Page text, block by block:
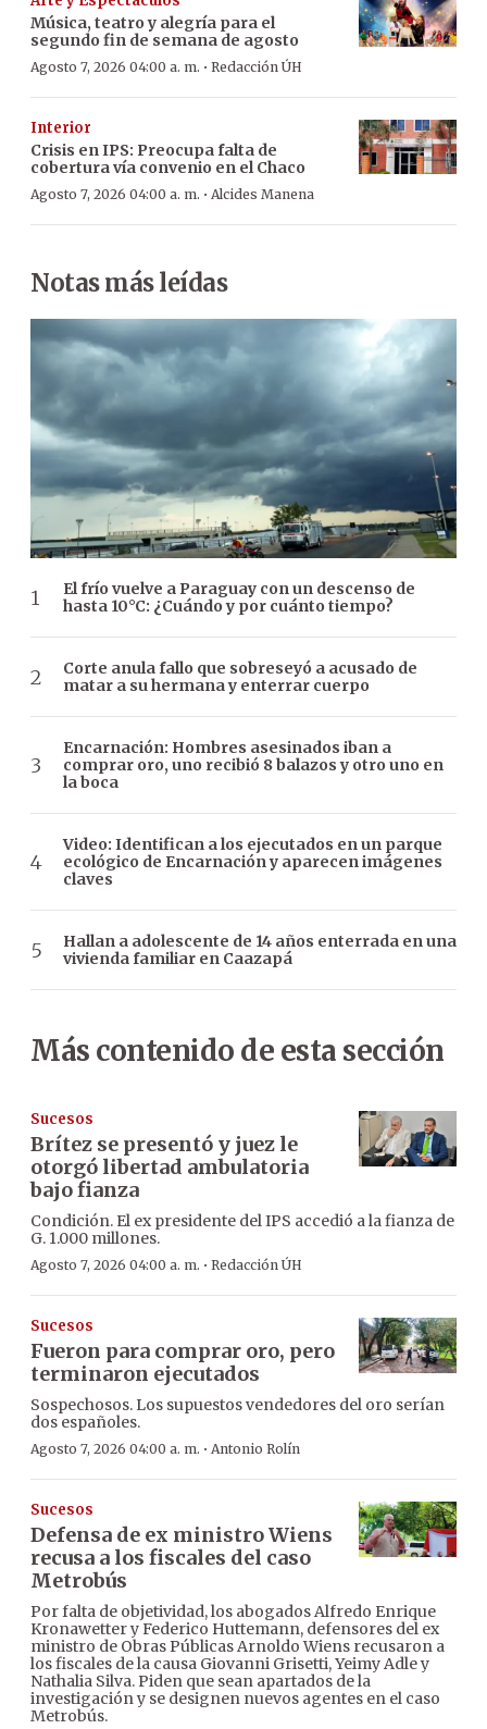
Música, teatro y alegría para el
segundo fin de semana de agosto
Agosto 7, 2026 04:00 a. m. · Redacción ÚH
Interior
Crisis en IPS: Preocupa falta de
cobertura vía convenio en el Chaco
Agosto 7, 2026 04:00 a. m. · Alcides Manena
Notas más leídas
El frío vuelve a Paraguay con un descenso de
hasta 10°C: ¿Cuándo y por cuánto tiempo?
Corte anula fallo que sobreseyó a acusado de
matar a su hermana y enterrar cuerpo
Encarnación: Hombres asesinados iban a
comprar oro, uno recibió 8 balazos y otro uno en
la boca
Video: Identifican a los ejecutados en un parque
ecológico de Encarnación y aparecen imágenes
claves
Hallan a adolescente de 14 años enterrada en una
vivienda familiar en Caazapá
Más contenido de esta sección
Sucesos
Brítez se presentó y juez le
otorgó libertad ambulatoria
bajo fianza
Condición. El ex presidente del IPS accedió a la fianza de
G. 1.000 millones.
Agosto 7, 2026 04:00 a. m. · Redacción ÚH
Sucesos
Fueron para comprar oro, pero
terminaron ejecutados
Sospechosos. Los supuestos vendedores del oro serían
dos españoles.
Agosto 7, 2026 04:00 a. m. · Antonio Rolín
Sucesos
Defensa de ex ministro Wiens
recusa a los fiscales del caso
Metrobús
Por falta de objetividad, los abogados Alfredo Enrique
Kronawetter y Federico Huttemann, defensores del ex
ministro de Obras Públicas Arnoldo Wiens recusaron a
los fiscales de la causa Giovanni Grisetti, Yeimy Adle y
Nathalia Silva. Piden que sean apartados de la
investigación y se designen nuevos agentes en el caso
Metrobús.